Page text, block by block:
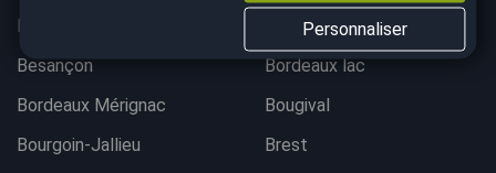
Bergerac
Besançon
Bordeaux lac
Bordeaux Mérignac
Bougival
Bourgoin-Jallieu
Brest
Personnaliser